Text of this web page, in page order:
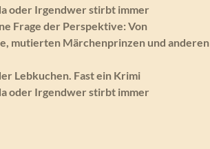
oder Irgendwer stirbt immer
Frage der Perspektive: Von
mutierten Märchenprinzen und anderen
Lebkuchen. Fast ein Krimi
oder Irgendwer stirbt immer